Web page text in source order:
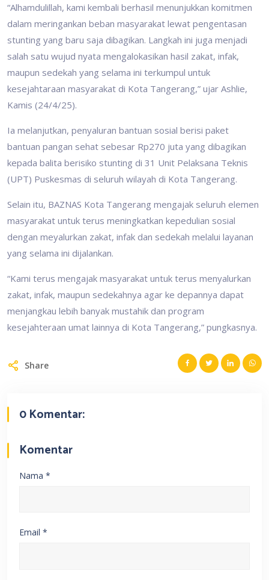
“Alhamdulillah, kami kembali berhasil menunjukkan komitmen
dalam meringankan beban masyarakat lewat pengentasan
stunting yang baru saja dibagikan. Langkah ini juga menjadi
salah satu wujud nyata mengalokasikan hasil zakat, infak,
maupun sedekah yang selama ini terkumpul untuk
kesejahtaraan masyarakat di Kota Tangerang,” ujar Ashlie,
Kamis (24/4/25).
Ia melanjutkan, penyaluran bantuan sosial berisi paket
bantuan pangan sehat sebesar Rp270 juta yang dibagikan
kepada balita berisiko stunting di 31 Unit Pelaksana Teknis
(UPT) Puskesmas di seluruh wilayah di Kota Tangerang.
Selain itu, BAZNAS Kota Tangerang mengajak seluruh elemen
masyarakat untuk terus meningkatkan kepedulian sosial
dengan meyalurkan zakat, infak dan sedekah melalui layanan
yang selama ini dijalankan.
“Kami terus mengajak masyarakat untuk terus menyalurkan
zakat, infak, maupun sedekahnya agar ke depannya dapat
menjangkau lebih banyak mustahik dan program
kesejahteraan umat lainnya di Kota Tangerang,” pungkasnya.
Share
0 Komentar:
Komentar
Nama *
Email *